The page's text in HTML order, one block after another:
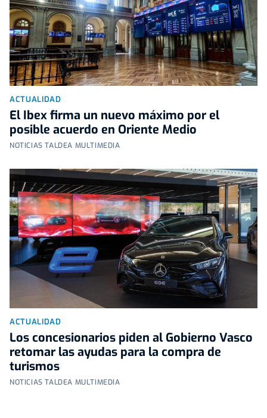
ACTUALIDAD
El Ibex firma un nuevo máximo por el
posible acuerdo en Oriente Medio
NOTICIAS TALDEA MULTIMEDIA
ACTUALIDAD
Los concesionarios piden al Gobierno Vasco
retomar las ayudas para la compra de
turismos
NOTICIAS TALDEA MULTIMEDIA